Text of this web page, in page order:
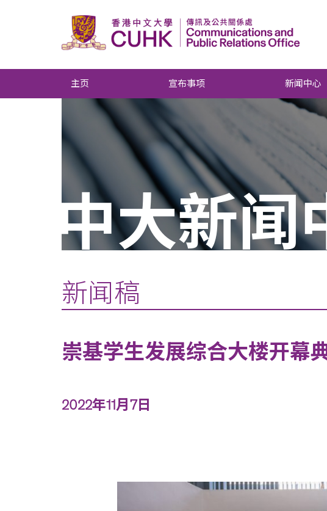
主页 宣布事项 新闻中心
中大新闻
新闻稿
崇基学生发展综合大楼开
2022年11月7日